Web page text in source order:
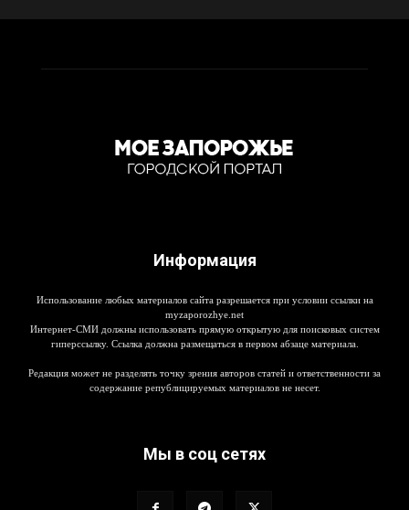
Информация
Использование любых материалов сайта разрешается при условии ссылки на
myzaporozhye.net
Интернет-СМИ должны использовать прямую открытую для поисковых систем
гиперссылку. Ссылка должна размещаться в первом абзаце материала.
Редакция может не разделять точку зрения авторов статей и ответственности за
содержание републицируемых материалов не несет.
Мы в соц сетях